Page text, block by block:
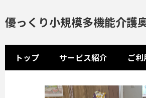
優っくり小規模多機能介護
トップ サービス紹介 ご利